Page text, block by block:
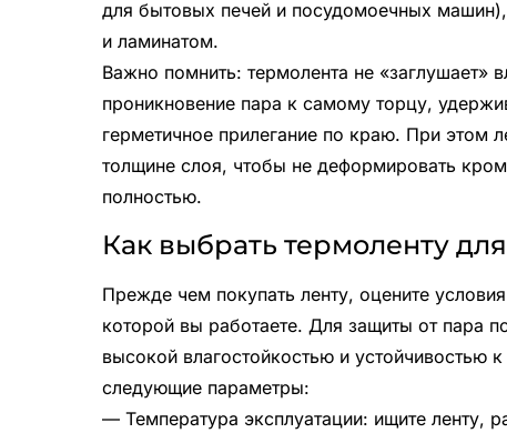
для бытовых печей и посудомоечных
и ламинатом.
Важно помнить: термолента не «заглушает»
проникновение пара к самому торцу,
герметичное прилегание по краю. При этом
толщине слоя, чтобы не деформировать
полностью.
Как выбрать термоленту
Прежде чем покупать ленту, оцените
которой вы работаете. Для защиты от пара
высокой влагостойкостью и устойчивостью
следующие параметры:
— Температура эксплуатации: ищите ленту,